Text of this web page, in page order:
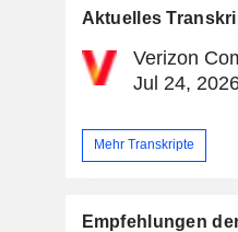
Aktuelles
Verizon
Jul 24,
Mehr Transkripte
Empfehlungen